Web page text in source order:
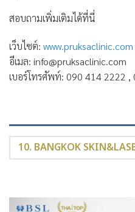
สอบถามเพิ่มเติมได้ที่นี่
เว็บไซต์: www.pruksaclinic.com
อีเมล: info@pruksaclinic.com
เบอร์โทรศัพท์: 090 414 2222 ,
10. BANGKOK